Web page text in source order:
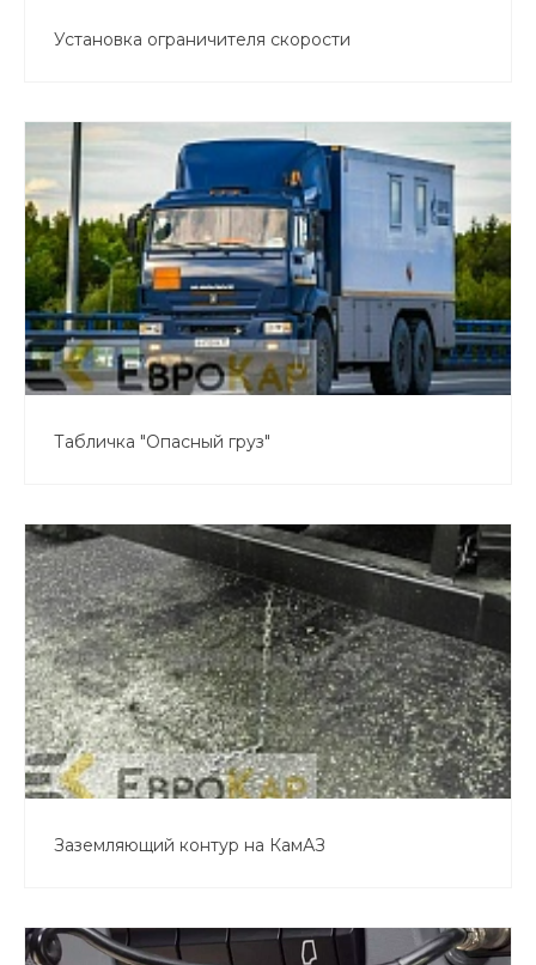
Установка ограничителя скорости
Табличка "Опасный груз"
Заземляющий контур на КамАЗ